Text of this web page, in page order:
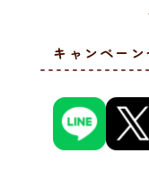
キャンペーン